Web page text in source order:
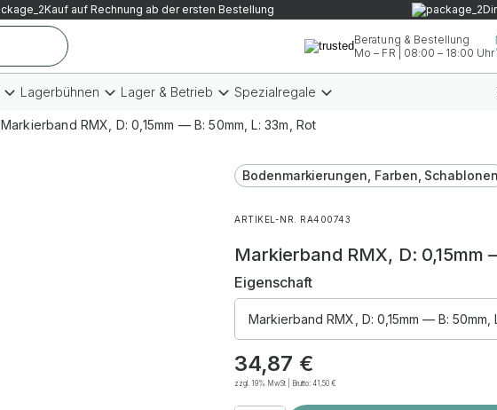
Kauf auf Rechnung ab der ersten Bestellung
Beratung & Bestellung
Mo – FR | 08:00 – 18:00 Uhr
Lagerbühnen Lager & Betrieb Spezialregale
Markierband RMX, D: 0,15mm — B: 50mm, L: 33m, Rot
Bodenmarkierungen, Farben, Schablonen
ARTIKEL-NR. RA400743
Markierband RMX, D: 0,15mm
Eigenschaft
Markierband RMX, D: 0,15mm — B: 50mm,
34,87 €
zzgl. 19% MwSt | Brutto:41,50€